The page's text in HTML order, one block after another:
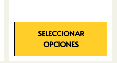
SELECCIONAR
OPCIONES